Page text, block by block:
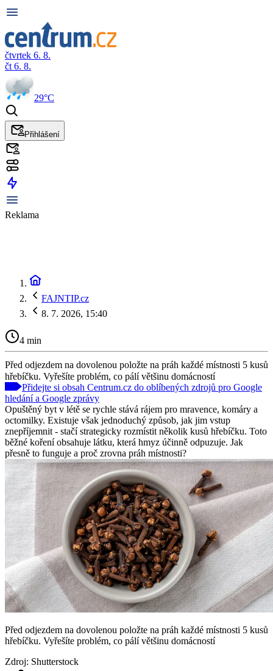
čtvrtek 6. 8.
čt 6. 8.
29°C
Přihlášení
Reklama
FAJNTIP.cz
8. 7. 2026, 15:40
4 min
Před odjezdem na dovolenou položte na práh každé místnosti 5 kusů
hřebíčku. Vyřešíte problém, co pálí většinu domácností
Přidejte si obsah Centrum.cz do oblíbených zdrojů pro Google
hledání a Google zprávy
Opuštěný byt v létě se rychle stává rájem pro mravence, komáry a
octomilky. Existuje však jednoduchý způsob, jak jim vstup
znepříjemnit - stačí strategicky rozmístit několik kusů hřebíčku. Toto
běžné koření obsahuje látku, která hmyz účinně odpuzuje. Jak
přesně to funguje a proč zrovna práh místnosti?
Před odjezdem na dovolenou položte na práh každé místnosti 5 kusů
hřebíčku. Vyřešíte problém, co pálí většinu domácností
Zdroj: Shutterstock